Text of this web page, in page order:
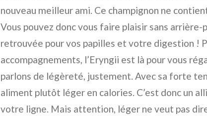
nouveau meilleur ami. Ce champignon ne
Vous pouvez donc vous faire plaisir sans arrière-
retrouvée pour vos papilles et votre digestion !
accompagnements, l’Eryngii est là pour vous
parlons de légèreté, justement. Avec sa forte
aliment plutôt léger en calories. C’est donc un
votre ligne. Mais attention, léger ne veut pas